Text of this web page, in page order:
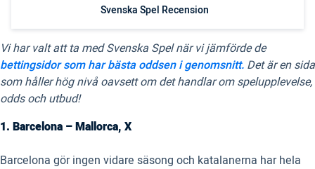
Svenska Spel Recension
Vi har valt att ta med Svenska Spel när vi jämförde de
bettingsidor som har bästa oddsen i genomsnitt. Det är en sida
som håller hög nivå oavsett om det handlar om spelupplevelse,
odds och utbud!
1. Barcelona – Mallorca, X
Barcelona gör ingen vidare säsong och katalanerna har hela